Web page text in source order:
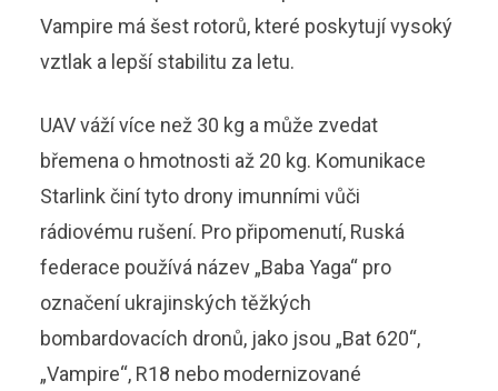
Vampire má šest rotorů, které poskytují vysoký
vztlak a lepší stabilitu za letu.
UAV váží více než 30 kg a může zvedat
břemena o hmotnosti až 20 kg. Komunikace
Starlink činí tyto drony imunními vůči
rádiovému rušení. Pro připomenutí, Ruská
federace používá název „Baba Yaga“ pro
označení ukrajinských těžkých
bombardovacích dronů, jako jsou „Bat 620“,
„Vampire“, R18 nebo modernizované